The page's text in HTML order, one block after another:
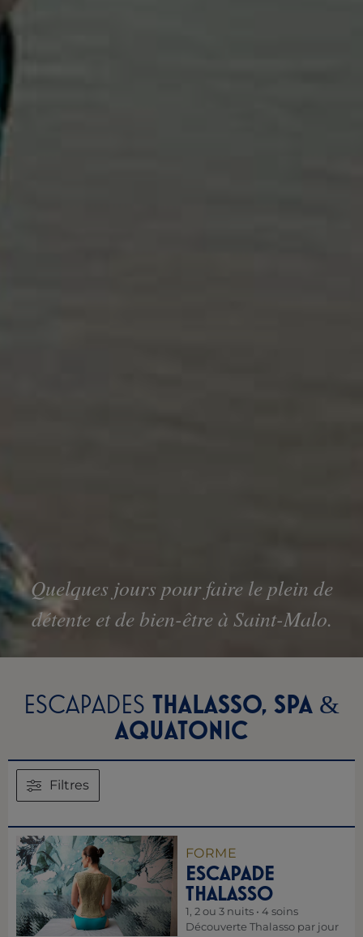
Quelques jours pour faire le plein de
détente et de bien-être à Saint-Malo.
ESCAPADES THALASSO, SPA &
AQUATONIC
Filtres
FORME
ESCAPADE
THALASSO
1, 2 ou 3 nuits • 4 soins
Découverte Thalasso par jour